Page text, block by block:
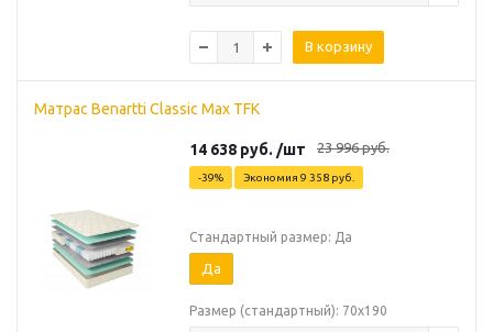
В корзину
Матрас Benartti Classic Max TFK
14 638 руб. /шт 23 996руб.
-39% Экономия 9 358 руб.
Стандартный размер: Да
Да
Размер (стандартный): 70х190